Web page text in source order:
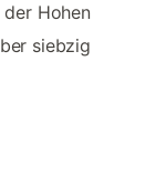
Hohen
siebzig